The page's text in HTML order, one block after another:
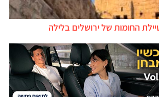
החומות של ירושלים בלילה